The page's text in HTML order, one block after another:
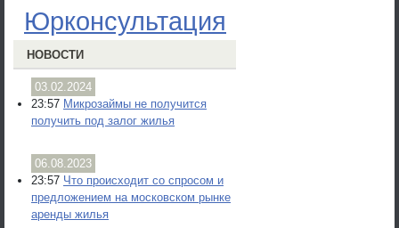
Юрконсультация
НОВОСТИ
03.02.2024
23:57 Микрозаймы не получится
получить под залог жилья
06.08.2023
23:57 Что происходит со спросом и
предложением на московском рынке
аренды жилья